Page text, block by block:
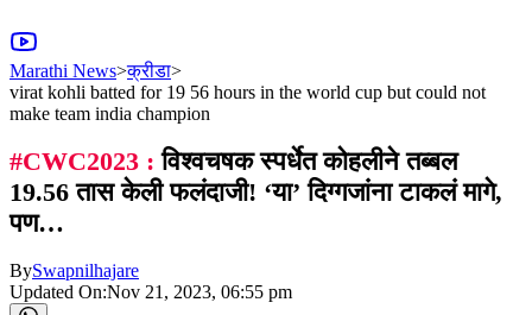
Marathi News>क्रीडा>
virat kohli batted for 19 56 hours in the world cup but could not
make team india champion
#CWC2023 : विश्वचषक स्पर्धेत कोहलीने तब्बल
19.56 तास केली फलंदाजी! ‘या’ दिग्गजांना टाकलं मागे,
पण…
BySwapnilhajare
Updated On:Nov 21, 2023, 06:55 pm